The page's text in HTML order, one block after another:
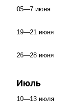
05—7 июня
19—21 июня
26—28 июня
Июль
10—13 июля